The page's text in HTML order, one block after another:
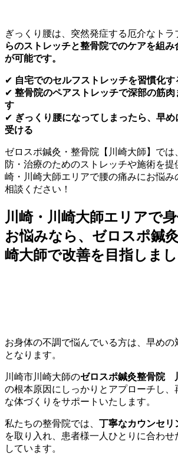
ぎっくり腰は、突然発症する厄介なトラ
らのストレッチと整骨院でのケアを組
が可能です。
✔ 自宅でのセルフストレッチを習慣化す
✔ 整骨院のペアストレッチで深部の筋
す
✔ ぎっくり腰になってしまったら、早
受ける
ゼロスポ鍼灸・整骨院【川崎大師】では
防・治療のためのストレッチや施術を提
崎・川崎大師エリアで腰の痛みにお悩み
相談ください！
川崎・川崎大師エリアで
お悩みなら、ゼロスポ鍼
崎大師で改善を目指しまし
お身体の不調で悩んでいる方は、早めの
となります。
川崎市川崎大師のゼロスポ鍼灸整骨院
の根本原因にしっかりとアプローチし、
な体づくりをサポートいたします。
私たちの整骨院では、 丁寧なカウンセリ
を取り入れ、患者様一人ひとりに合わ
しています。